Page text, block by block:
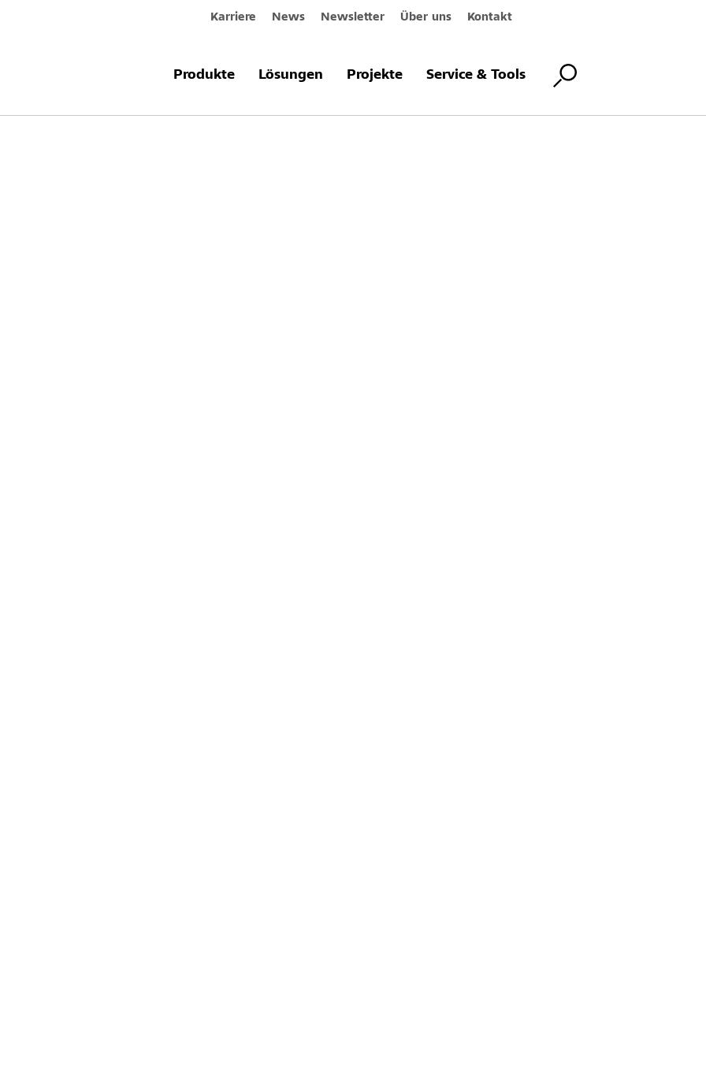
Karriere News Newsletter Über uns Kontakt
Produkte Lösungen Projekte Service & Tools